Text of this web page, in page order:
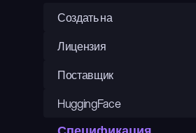
Создать на
Лицензия
Поставщик
HuggingFace